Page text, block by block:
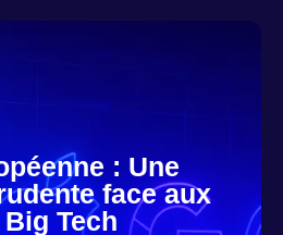
: Une
face aux
Tech